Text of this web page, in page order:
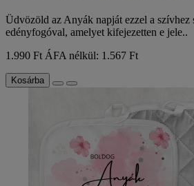
Üdvözöld az Anyák napját ezzel a szívhez
edényfogóval, amelyet kifejezetten e jele..
1.990 Ft ÁFA nélkül: 1.567 Ft
Kosárba